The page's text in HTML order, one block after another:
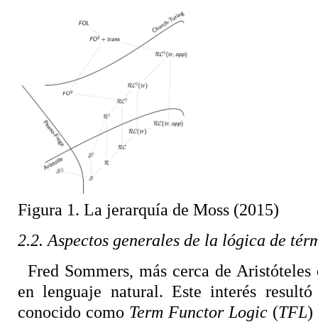
Figura 1. La jerarquía de Moss (2015)
2.2. Aspectos generales de la lógica de
Fred Sommers, más cerca de
en lenguaje natural. Este interés
conocido como Term Functor Logic (TFL)